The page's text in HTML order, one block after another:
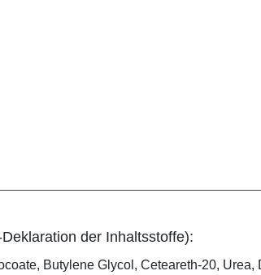
der Inhaltsstoffe):
Butylene Glycol, Ceteareth-20, Urea,